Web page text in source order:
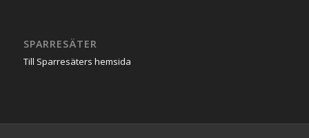
SPARRESÄTER
Till Sparresäters hemsida